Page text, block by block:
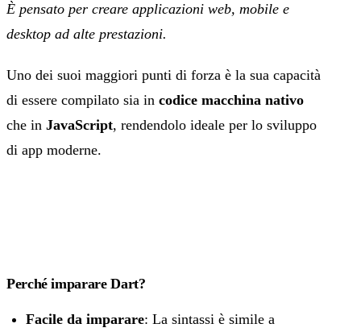
È pensato per creare applicazioni web, mobile e
desktop ad alte prestazioni.
Uno dei suoi maggiori punti di forza è la sua capacità
di essere compilato sia in codice macchina nativo
che in JavaScript, rendendolo ideale per lo sviluppo
di app moderne.
Perché imparare Dart?
Facile da imparare: La sintassi è simile a